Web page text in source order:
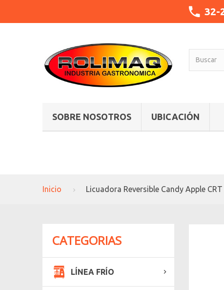
32-
SOBRE NOSOTROS UBICACIÓN
Inicio Licuadora Reversible Candy Apple
CATEGORIAS
LÍNEA FRÍO